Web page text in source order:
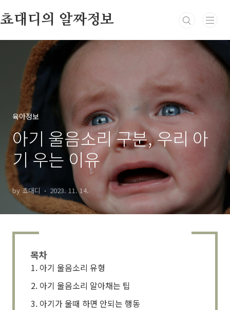
쵸대디의 알짜정보
육아정보
아기 울음소리 구분, 우리 아
기 우는 이유
by 쵸대디 2023. 11. 14.
목차
아기 울음소리 유형
아기 울음소리 알아채는 팁
아기가 울때 하면 안되는 행동